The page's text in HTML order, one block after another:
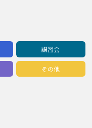
講習会
その他